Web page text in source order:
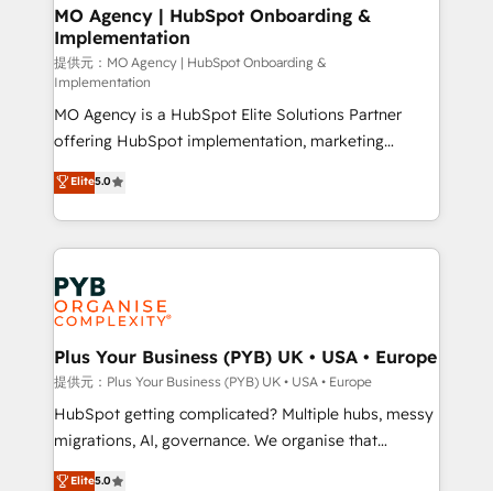
architectures that accelerate revenue operations and
performance. - Multi-object CRM migration, cleanup,
and implementation. - Pre-built and custom
integrations across your full tech stack. - Custom
object setup, CMS builds, and full-funnel automation.
- Dashboards, lifecycle campaigns, and lead
nurturing sequences. - Cross-hub setup across
Marketing, Sales, Operations, and Service Hubs. -
Ongoing optimization, managed support, and
scalable retainers. Let’s make HubSpot your most
powerful growth engine. Built to convert, scale, and
drive results.
MO Agency | HubSpot Onboarding &
Implementation
提供元：MO Agency | HubSpot Onboarding &
Implementation
MO Agency is a HubSpot Elite Solutions Partner
offering HubSpot implementation, marketing
automation, CRM and RevOps consulting, B2B SEO,
paid media, content marketing, AEO and GEO (AI
search optimisation), and HubSpot Content Hub and
WordPress development. We work with enterprise
and growth-led companies across technology,
professional services, financial services and
industrial sectors. Offices in Johannesburg, Cape
Town, Dubai & London. 500+ HubSpot CRM
implementations delivered. AI visibility coverage
across ChatGPT, Claude, Perplexity, Gemini and
Google AI Overviews. HubSpot Impact Award -
Innovation HubSpot Impact Award - Platform
Elite5.0
Plus Your Business (PYB) UK • USA • Europe
提供元：Plus Your Business (PYB) UK • USA • Europe
HubSpot getting complicated? Multiple hubs, messy
migrations, AI, governance. We organise that
complexity, so your team can put HubSpot to work...
Elite5.0